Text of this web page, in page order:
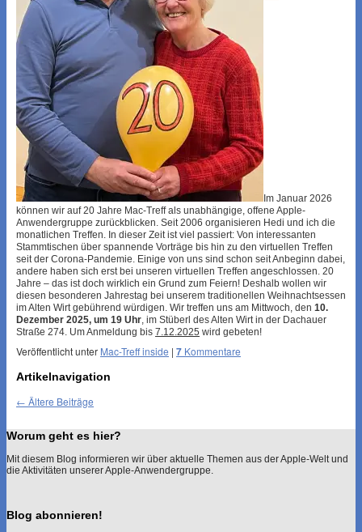
Im Januar 2026
können wir auf 20 Jahre Mac-Treff als unabhängige, offene Apple-
Anwendergruppe zurückblicken. Seit 2006 organisieren Hedi und ich die
monatlichen Treffen. In dieser Zeit ist viel passiert: Von interessanten
Stammtischen über spannende Vorträge bis hin zu den virtuellen Treffen
seit der Corona-Pandemie. Einige von uns sind schon seit Anbeginn dabei,
andere haben sich erst bei unseren virtuellen Treffen angeschlossen. 20
Jahre – das ist doch wirklich ein Grund zum Feiern! Deshalb wollen wir
diesen besonderen Jahrestag bei unserem traditionellen Weihnachtsessen
im Alten Wirt gebührend würdigen. Wir treffen uns am Mittwoch, den 10.
Dezember 2025, um 19 Uhr, im Stüberl des Alten Wirt in der Dachauer
Straße 274. Um Anmeldung bis 7.12.2025 wird gebeten!
Veröffentlicht unter Mac-Treff inside | 7 Kommentare
Artikelnavigation
← Ältere Beiträge
Worum geht es hier?
Mit diesem Blog informieren wir über aktuelle Themen aus der Apple-Welt und
die Aktivitäten unserer Apple-Anwendergruppe.
Blog abonnieren!